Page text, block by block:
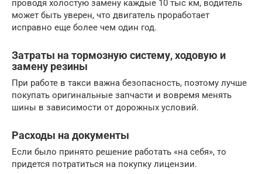
проводя холостую замену каждые 10 тыс км, водитель
может быть уверен, что двигатель проработает
исправно еще более чем один год.
Затраты на тормозную систему, ходовую и
замену резины
При работе в такси важна безопасность, поэтому лучше
покупать оригинальные запчасти и вовремя менять
шины в зависимости от дорожных условий.
Расходы на документы
Если было принято решение работать «на себя», то
придется потратиться на покупку лицензии.